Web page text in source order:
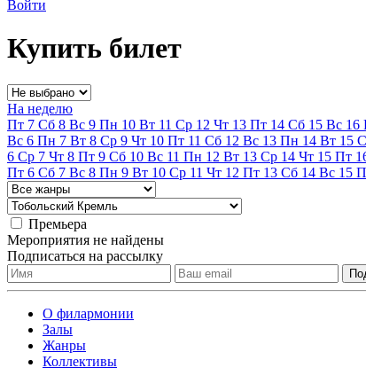
Войти
Купить билет
На неделю
Пт 7 Сб 8 Вс 9 Пн 10 Вт 11 Ср 12 Чт 13 Пт 14 Сб 15 Вс 16
Вс 6 Пн 7 Вт 8 Ср 9 Чт 10 Пт 11 Сб 12 Вс 13 Пн 14 Вт 15
6 Ср 7 Чт 8 Пт 9 Сб 10 Вс 11 Пн 12 Вт 13 Ср 14 Чт 15 Пт
Пт 6 Сб 7 Вс 8 Пн 9 Вт 10 Ср 11 Чт 12 Пт 13 Сб 14 Вс 15
Премьера
Мероприятия не найдены
Подписаться на рассылку
О филармонии
Залы
Жанры
Коллективы